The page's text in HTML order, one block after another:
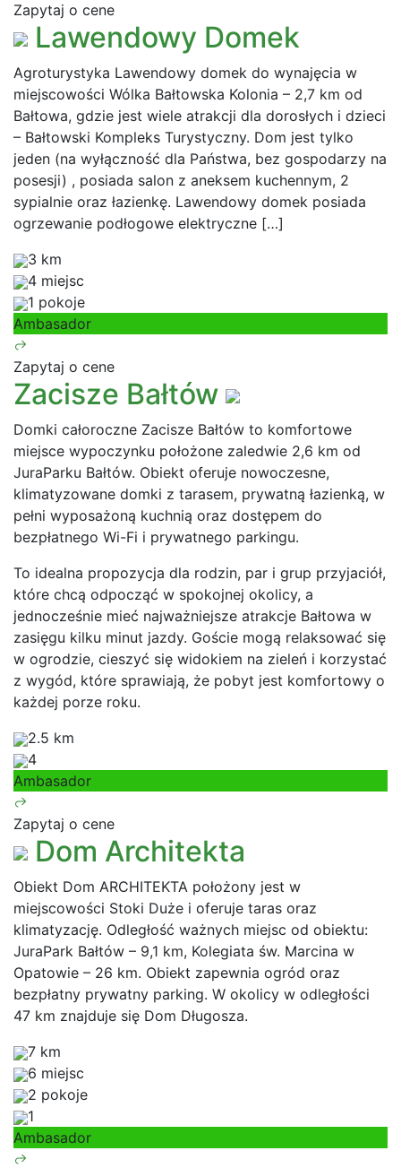
Zapytaj o cene
Lawendowy Domek
Agroturystyka Lawendowy domek do wynajęcia w
miejscowości Wólka Bałtowska Kolonia – 2,7 km od
Bałtowa, gdzie jest wiele atrakcji dla dorosłych i dzieci
– Bałtowski Kompleks Turystyczny. Dom jest tylko
jeden (na wyłączność dla Państwa, bez gospodarzy na
posesji) , posiada salon z aneksem kuchennym, 2
sypialnie oraz łazienkę. Lawendowy domek posiada
ogrzewanie podłogowe elektryczne […]
3 km
4 miejsc
1 pokoje
Ambasador
Zapytaj o cene
Zacisze Bałtów
Domki całoroczne Zacisze Bałtów to komfortowe
miejsce wypoczynku położone zaledwie 2,6 km od
JuraParku Bałtów. Obiekt oferuje nowoczesne,
klimatyzowane domki z tarasem, prywatną łazienką, w
pełni wyposażoną kuchnią oraz dostępem do
bezpłatnego Wi-Fi i prywatnego parkingu.
To idealna propozycja dla rodzin, par i grup przyjaciół,
które chcą odpocząć w spokojnej okolicy, a
jednocześnie mieć najważniejsze atrakcje Bałtowa w
zasięgu kilku minut jazdy. Goście mogą relaksować się
w ogrodzie, cieszyć się widokiem na zieleń i korzystać
z wygód, które sprawiają, że pobyt jest komfortowy o
każdej porze roku.
2.5 km
4
Ambasador
Zapytaj o cene
Dom Architekta
Obiekt Dom ARCHITEKTA położony jest w
miejscowości Stoki Duże i oferuje taras oraz
klimatyzację. Odległość ważnych miejsc od obiektu:
JuraPark Bałtów – 9,1 km, Kolegiata św. Marcina w
Opatowie – 26 km. Obiekt zapewnia ogród oraz
bezpłatny prywatny parking. W okolicy w odległości
47 km znajduje się Dom Długosza.
7 km
6 miejsc
2 pokoje
1
Ambasador